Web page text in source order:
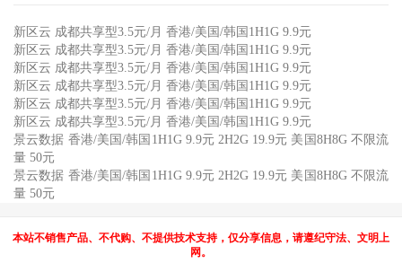
新区云 成都共享型3.5元/月 香港/美国/韩国1H1G 9.9元
新区云 成都共享型3.5元/月 香港/美国/韩国1H1G 9.9元
新区云 成都共享型3.5元/月 香港/美国/韩国1H1G 9.9元
新区云 成都共享型3.5元/月 香港/美国/韩国1H1G 9.9元
新区云 成都共享型3.5元/月 香港/美国/韩国1H1G 9.9元
新区云 成都共享型3.5元/月 香港/美国/韩国1H1G 9.9元
景云数据 香港/美国/韩国1H1G 9.9元 2H2G 19.9元 美国8H8G 不限流
量 50元
景云数据 香港/美国/韩国1H1G 9.9元 2H2G 19.9元 美国8H8G 不限流
量 50元
本站不销售产品、不代购、不提供技术支持，仅分享信息，请遵纪守法、文明上
网。